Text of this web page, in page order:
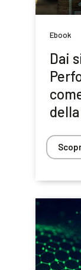
Ebook
Dai